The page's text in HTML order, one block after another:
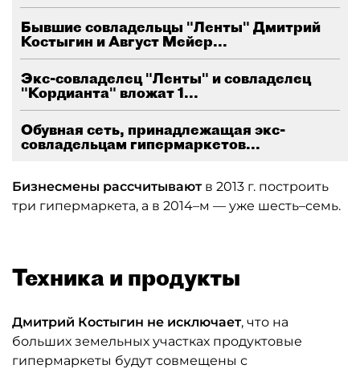
Бывшие совладельцы "Ленты" Дмитрий
Костыгин и Август Мейер...
Экс-совладелец "Ленты" и совладелец
"Кордианта" вложат 1...
Обувная сеть, принадлежащая экс-
совладельцам гипермаркетов...
Бизнесмены рассчитываютв 2013 г. построить
три гипермаркета, а в 2014–м — уже шесть–семь.
Техника и продукты
Дмитрий Костыгин не исключает, что на
больших земельных участках продуктовые
гипермаркеты будут совмещены с